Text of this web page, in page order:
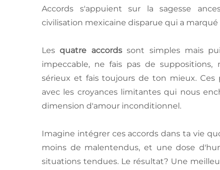
Accords s'appuient sur la sagesse
civilisation mexicaine disparue qui a marqué
Lesquatre accordssont simples mais
impeccable, ne fais pas de
sérieux et fais toujours de ton mieux. Ces
avec les croyances limitantes qui nous
dimension d'amour inconditionnel.
Imagine intégrer ces accords dans ta vie
moins de malentendus, et une dose
situations tendues. Le résultat? Une